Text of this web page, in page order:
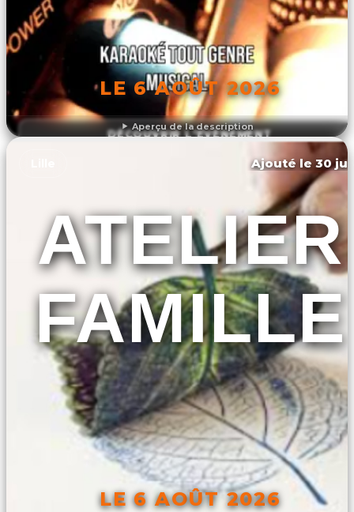
Aperçu de la description
LE 6 AOÛT 2026
DÉCOUVRIR L'ÉVÉNEMENT
Ajouté le 30
ATELIER
FAMILLE
LE 6 AOÛT 2026